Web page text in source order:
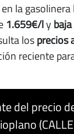
la gasolinera
1.659€/ly
losprecios
reciente
del precio